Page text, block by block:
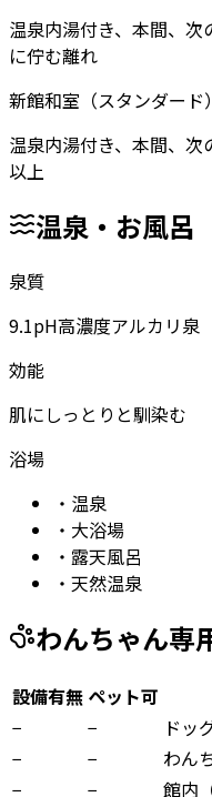
温泉内湯付き、本間、
に佇む離れ
新館和室（スタンダード）
温泉内湯付き、本間、
以上
温泉・お風呂
泉質
9.1pH高濃度アルカリ泉
効能
肌にしっとりと馴染む
浴場
・ 温泉
・ 大浴場
・ 露天風呂
・ 天然温泉
わんちゃん専
設備有無 ペット可
−
−
ドッ
−
−
わん
−
−
館内